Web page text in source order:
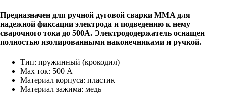
Предназначен для ручной дуговой сварки MMA для
надежной фиксации электрода и подведению к нему
сварочного тока до 500А. Электрододержатель оснащен
полностью изолированными наконечниками и ручкой.
Тип: пружинный (крокодил)
Max ток: 500 А
Материал корпуса: пластик
Материал зажима: медь